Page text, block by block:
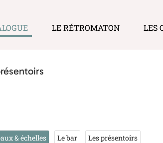
LE RÉTROMATON LES
& échelles Le bar Les présentoirs